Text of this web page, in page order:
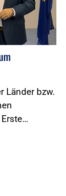
Länder bzw.